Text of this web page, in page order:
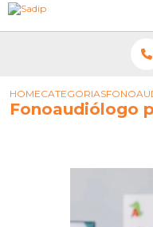
HOMECATEGORIAS
Fonoaudiólogo